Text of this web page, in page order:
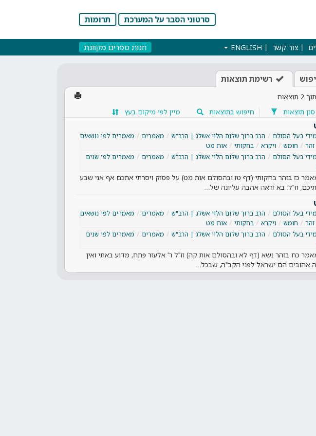
סרטוני הסבר על המערכת תרומות
צור קשר ENGLISH חנות ספרים מקוונת
רשימת תוצאות
2 תוצאות
סנן תוצאות
חיפוש בתוצאות מיין לפי מיקום בעץ
בעל הסולם הרב ברוך שלום הלוי אשלג | הרב"ש מאמרים
מאמרים לפי נושאים
חומש ויקרא בחקותי
אות מט
בעל הסולם
הרב ברוך שלום הלוי אשלג | הרב"ש מאמרים
מאמרים לפי שנים
כז בזהר בחקותי (דף טז ובהסולם אות מט) על פסוק ויסרתי אתכם אף אני שבע
וז"ל: בא וראה אהבה עליונה של…
בעל הסולם הרב ברוך שלום הלוי אשלג | הרב"ש מאמרים
מאמרים לפי נושאים
חומש ויקרא בחקותי
אות מט
בעל הסולם
הרב ברוך שלום הלוי אשלג | הרב"ש מאמרים
מאמרים לפי שנים
כח בזהר נשא (דף לא ובהסולם אות קה) וז"ל ר' אלעזר פתח, מדוע באתי ואין
אהובים הם ישראל לפני הקב"ה, שבכל…